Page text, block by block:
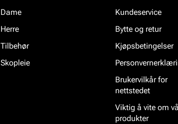
Dame
Herre
Tilbehør
Skopleie
Kundeservice
Bytte og retur
Kjøpsbetingelser
Brukervilkår for
nettstedet
Viktig å vite om
produkter